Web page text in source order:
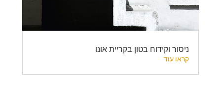
ניסור וקידוח בטון בקריית אונו
קראו עוד